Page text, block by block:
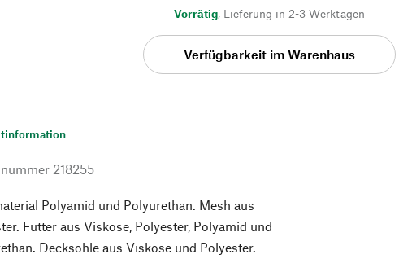
Vorrätig, Lieferung in 2-3 Werktagen
Verfügbarkeit im Warenhaus
218255
Polyamid und Polyurethan. Mesh aus
Futter aus Viskose, Polyester, Polyamid und
Decksohle aus Viskose und Polyester.